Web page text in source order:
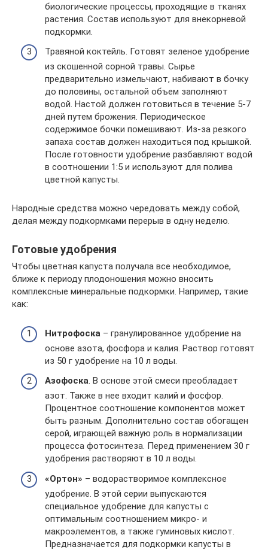
биологические процессы, проходящие в тканях
растения. Состав используют для внекорневой
подкормки.
Травяной коктейль. Готовят зеленое удобрение
из скошенной сорной травы. Сырье
предварительно измельчают, набивают в бочку
до половины, остальной объем заполняют
водой. Настой должен готовиться в течение 5-7
дней путем брожения. Периодическое
содержимое бочки помешивают. Из-за резкого
запаха состав должен находиться под крышкой.
После готовности удобрение разбавляют водой
в соотношении 1:5 и используют для полива
цветной капусты.
Народные средства можно чередовать между собой,
делая между подкормками перерыв в одну неделю.
Готовые удобрения
Чтобы цветная капуста получала все необходимое,
ближе к периоду плодоношения можно вносить
комплексные минеральные подкормки. Например, такие
как:
Нитрофоска – гранулированное удобрение на
основе азота, фосфора и калия. Раствор готовят
из 50 г удобрение на 10 л воды.
Азофоска. В основе этой смеси преобладает
азот. Также в нее входит калий и фосфор.
Процентное соотношение компонентов может
быть разным. Дополнительно состав обогащен
серой, играющей важную роль в нормализации
процесса фотосинтеза. Перед применением 30 г
удобрения растворяют в 10 л воды.
«Ортон» – водорастворимое комплексное
удобрение. В этой серии выпускаются
специальное удобрение для капусты с
оптимальным соотношением микро- и
макроэлементов, а также гуминовых кислот.
Предназначается для подкормки капусты в